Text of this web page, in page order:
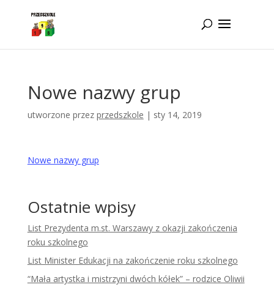
Nowe nazwy grup
utworzone przez przedszkole | sty 14, 2019
Nowe nazwy grup
Ostatnie wpisy
List Prezydenta m.st. Warszawy z okazji zakończenia
roku szkolnego
List Minister Edukacji na zakończenie roku szkolnego
“Mała artystka i mistrzyni dwóch kółek” – rodzice Oliwii